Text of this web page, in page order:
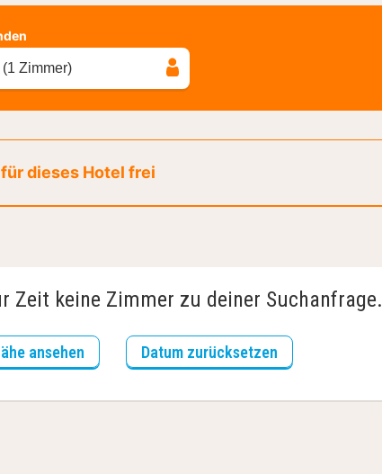
Zimmer)
dieses Hotel frei
Zeit keine Zimmer zu deiner Suchanfrage.
ansehen Datum zurücksetzen